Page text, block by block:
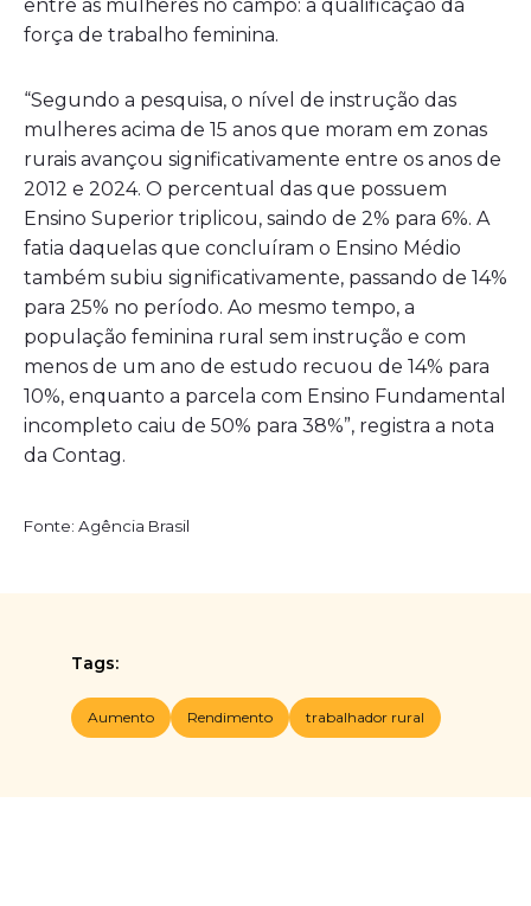
entre as mulheres no campo: a qualificação da
força de trabalho feminina.
“Segundo a pesquisa, o nível de instrução das
mulheres acima de 15 anos que moram em zonas
rurais avançou significativamente entre os anos de
2012 e 2024. O percentual das que possuem
Ensino Superior triplicou, saindo de 2% para 6%. A
fatia daquelas que concluíram o Ensino Médio
também subiu significativamente, passando de 14%
para 25% no período. Ao mesmo tempo, a
população feminina rural sem instrução e com
menos de um ano de estudo recuou de 14% para
10%, enquanto a parcela com Ensino Fundamental
incompleto caiu de 50% para 38%”, registra a nota
da Contag.
Fonte: Agência Brasil
Tags:
Aumento Rendimento trabalhador rural